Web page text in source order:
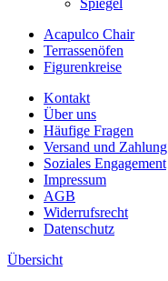
Acapulco Chair
Terrassenöfen
Figurenkreise
Kontakt
Über uns
Häufige Fragen
Versand und Zahlung
Soziales Engagement
Impressum
AGB
Widerrufsrecht
Datenschutz
Übersicht